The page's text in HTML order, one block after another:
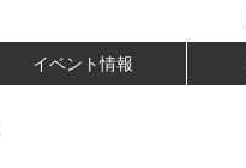
イベント情報